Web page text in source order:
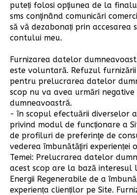
puteți folosi opţiunea de la
sms conţinând comunicări
să vă dezabonați prin accesarea
contului meu.
Furnizarea datelor
este voluntară. Refuzul
pentru prelucrarea datelor
scop nu va avea urmări
dumneavoastră.
- în scopul efectuării diverselor
privind modul de funcționare a
de profiluri de preferinţe de
vederea îmbunătăţiri experienței
Temei: Prelucrarea datelor
acest scop are la bază interesul
Energii Regenerabile de a
experiența clienților pe Site.